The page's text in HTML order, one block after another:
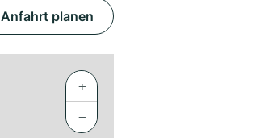
Anfahrt planen
+
−